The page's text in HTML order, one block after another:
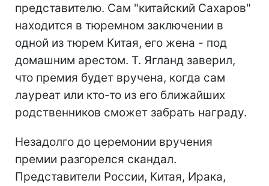
представителю. Сам "китайский Сахаров"
находится в тюремном заключении в
одной из тюрем Китая, его жена - под
домашним арестом. Т. Ягланд заверил,
что премия будет вручена, когда сам
лауреат или кто-то из его ближайших
родственников сможет забрать награду.
Незадолго до церемонии вручения
премии разгорелся скандал.
Представители России, Китая, Ирака,